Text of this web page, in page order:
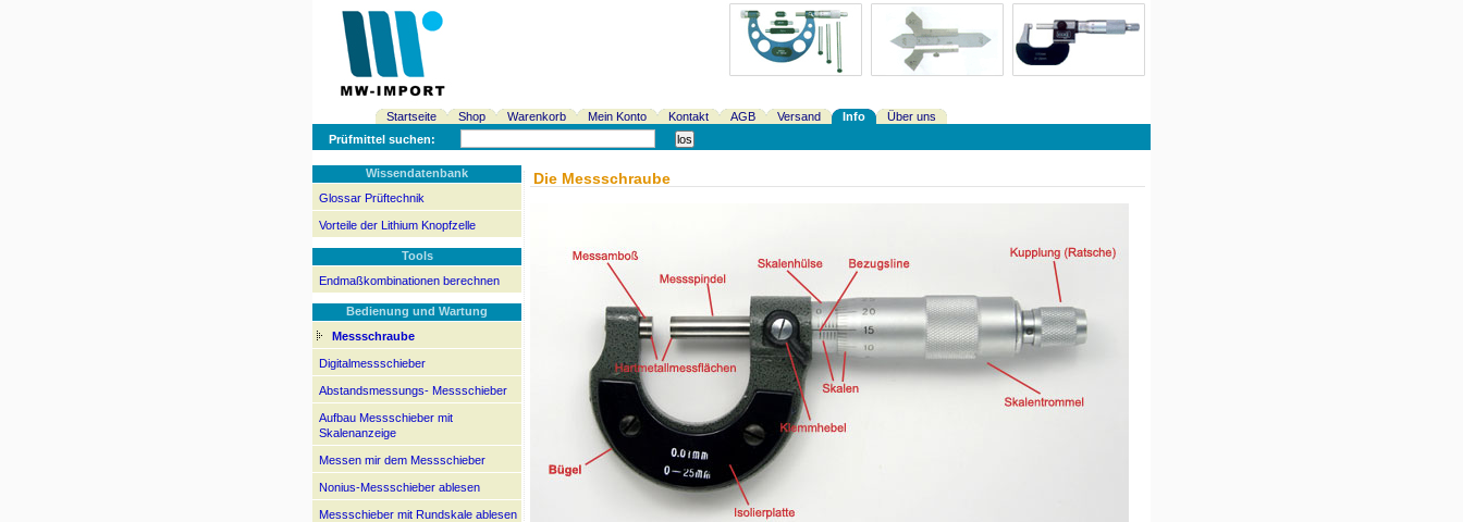
Startseite Shop Warenkorb Mein Konto Kontakt AGB Versand Info
Über uns
Prüfmittel suchen:
Wissendatenbank
Glossar Prüftechnik
Vorteile der Lithium Knopfzelle
Tools
Endmaßkombinationen berechnen
Bedienung und Wartung
Messschraube
Digitalmessschieber
Abstandsmessungs- Messschieber
Aufbau Messschieber mit
Skalenanzeige
Messen mir dem Messschieber
Nonius-Messschieber ablesen
Messschieber mit Rundskale ablesen
Die Messschraube